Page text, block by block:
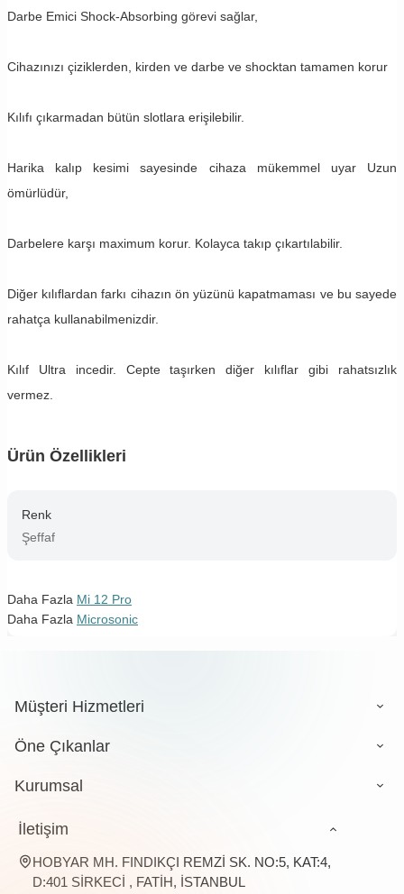
Darbe Emici Shock-Absorbing görevi sağlar,
Cihazınızı çiziklerden, kirden ve darbe ve shocktan tamamen korur
Kılıfı çıkarmadan bütün slotlara erişilebilir.
Harika kalıp kesimi sayesinde cihaza mükemmel uyar Uzun
ömürlüdür,
Darbelere karşı maximum korur. Kolayca takıp çıkartılabilir.
Diğer kılıflardan farkı cihazın ön yüzünü kapatmaması ve bu sayede
rahatça kullanabilmenizdir.
Kılıf Ultra incedir. Cepte taşırken diğer kılıflar gibi rahatsızlık
vermez.
Ürün Özellikleri
Renk
Şeffaf
Daha Fazla Mi 12 Pro
Daha Fazla Microsonic
Müşteri Hizmetleri
Öne Çıkanlar
Kurumsal
İletişim
HOBYAR MH. FINDIKÇI REMZİ SK. NO:5, KAT:4,
D:401 SİRKECİ , FATİH, İSTANBUL